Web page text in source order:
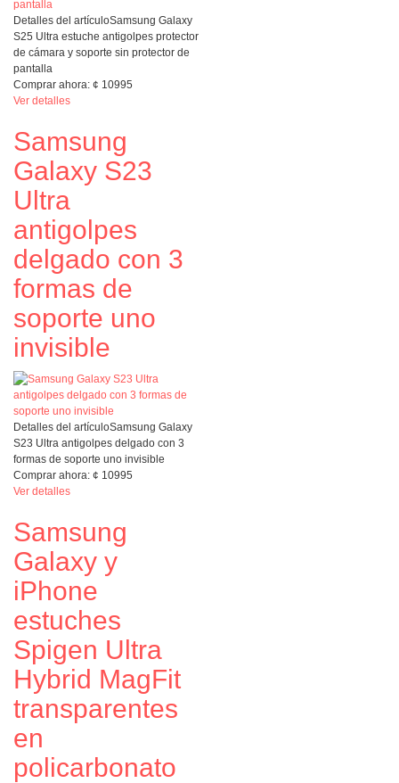
Detalles del artículoSamsung Galaxy
S25 Ultra estuche antigolpes protector
de cámara y soporte sin protector de
pantalla
Comprar ahora: ¢ 10995
Ver detalles
Samsung
Galaxy S23
Ultra
antigolpes
delgado con 3
formas de
soporte uno
invisible
Detalles del artículoSamsung Galaxy
S23 Ultra antigolpes delgado con 3
formas de soporte uno invisible
Comprar ahora: ¢ 10995
Ver detalles
Samsung
Galaxy y
iPhone
estuches
Spigen Ultra
Hybrid MagFit
transparentes
en
policarbonato